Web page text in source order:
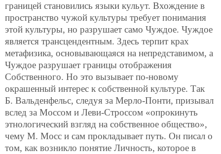
границей становились языки кульут. Вхождение в
пространство чужой культуры требует понимания
этой культуры, но разрушает само Чуждое. Чуждое
является трансцендентным. Здесь терпит крах
метафизика, основывающаяся на непредставимом, а
Чуждое разрушает границы отображения
Собственного. Но это вызывает по-новому
окрашенный интерес к собственной культуре. Так
Б. Вальденфельс, следуя за Мерло-Понти, призывал
вслед за Моссом и Леви-Строссом «опрокинуть
этнологический взгляд на собственное общество»,
чему М. Мосс и сам прокладывает путь. Он писал о
том, как возникло понятие Личность, которое в